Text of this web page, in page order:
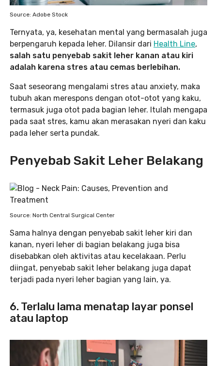
Source: Adobe Stock
Ternyata, ya, kesehatan mental yang bermasalah juga
berpengaruh kepada leher. Dilansir dari Health Line,
salah satu penyebab sakit leher kanan atau kiri
adalah karena stres atau cemas berlebihan.
Saat seseorang mengalami stres atau anxiety, maka
tubuh akan merespons dengan otot-otot yang kaku,
termasuk juga otot pada bagian leher. Itulah mengapa
pada saat stres, kamu akan merasakan nyeri dan kaku
pada leher serta pundak.
Penyebab Sakit Leher Belakang
Source: North Central Surgical Center
Sama halnya dengan penyebab sakit leher kiri dan
kanan, nyeri leher di bagian belakang juga bisa
disebabkan oleh aktivitas atau kecelakaan. Perlu
diingat, penyebab sakit leher belakang juga dapat
terjadi pada nyeri leher bagian yang lain, ya.
6. Terlalu lama menatap layar ponsel
atau laptop